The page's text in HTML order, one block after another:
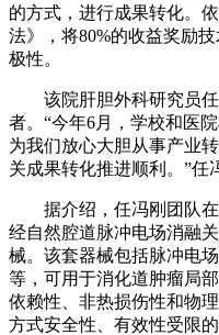
的方式，进行成果转化。
法》，将80%的收益奖励
极性。
该院肝胆外科研究员任
者。“今年6月，学校和医
为我们放心大胆从事产业
关成果转化推进顺利。”任
据介绍，任冯刚团队在
经自然腔道脉冲电场消融
械。该套器械包括脉冲电
等，可用于消化道肿瘤局
依赖性、非热损伤性和物
方式安全性、有效性受限